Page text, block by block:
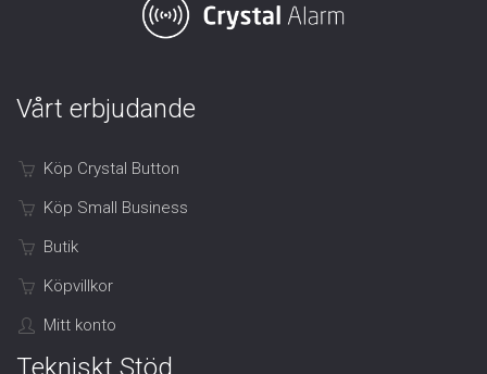
Vårt erbjudande
Köp Crystal Button
Köp Small Business
Butik
Köpvillkor
Mitt konto
Tekniskt Stöd